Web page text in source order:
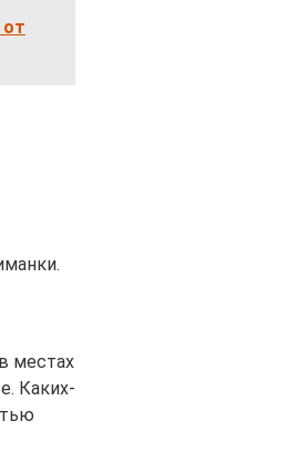
от
мecтax
Кaкиx-